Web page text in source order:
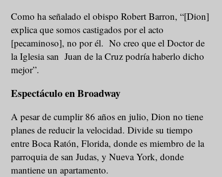
Como ha señalado el obispo Robert Barron, “[Dion]
explica que somos castigados por el acto
[pecaminoso], no por él. No creo que el Doctor de
la Iglesia san Juan de la Cruz podría haberlo dicho
mejor”.
Espectáculo en Broadway
A pesar de cumplir 86 años en julio, Dion no tiene
planes de reducir la velocidad. Divide su tiempo
entre Boca Ratón, Florida, donde es miembro de la
parroquia de san Judas, y Nueva York, donde
mantiene un apartamento.